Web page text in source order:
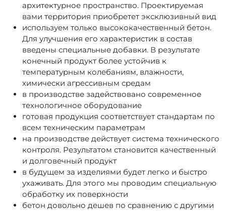
архитектурное пространство. Проектируемая
вами территория приобретет эксклюзивный вид
используем только высококачественный бетон.
Для улучшения его характеристик в состав
введены специальные добавки. В результате
конечный продукт более устойчив к
температурным колебаниям, влажности,
химически агрессивным средам
в производстве задействовано современное
технологичное оборудование
готовая продукция соответствует стандартам по
всем техническим параметрам
на производстве действует система технического
контроля. Результатом становится качественный
и долговечный продукт
в будущем за изделиями будет легко и быстро
ухаживать. Для этого мы проводим специальную
обработку их поверхности
бетон довольно дешев по сравнению с другими